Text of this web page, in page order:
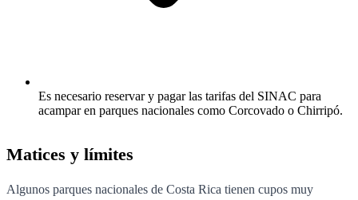
Es necesario reservar y pagar las tarifas del SINAC para
acampar en parques nacionales como Corcovado o Chirripó.
Matices y límites
Algunos parques nacionales de Costa Rica tienen cupos muy